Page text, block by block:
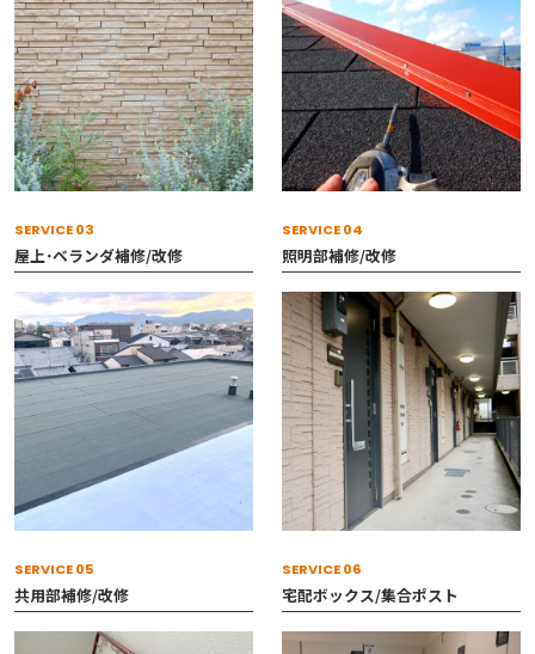
SERVICE 03
屋上･ベランダ補修/改修
SERVICE 04
照明部補修/改修
SERVICE 05
共用部補修/改修
SERVICE 06
宅配ボックス/集合ポスト